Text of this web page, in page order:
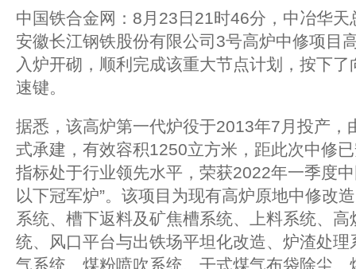
中国铁合金网：8月23日21时46分，中冶华
安徽长江钢铁股份有限公司3号高炉中修项目
入炉开砌，顺利完成该重大节点计划，按下
速键。
据悉，该高炉第一代炉役于2013年7月投产，
式承建，有效容积1250立方米，距此次中修
指标处于行业领先水平，荣获2022年一季度
以下冠军炉”。该项目为现有高炉原地中修改
系统、槽下返料及矿焦槽系统、上料系统、
统、风口平台与出铁场平坦化改造、炉渣处
气系统、煤粉喷吹系统、干式煤气布袋除尘